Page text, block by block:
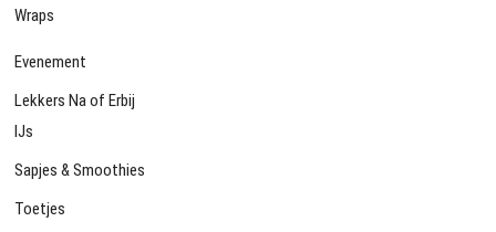
Wraps
Evenement
Lekkers Na of Erbij
IJs
Sapjes & Smoothies
Toetjes